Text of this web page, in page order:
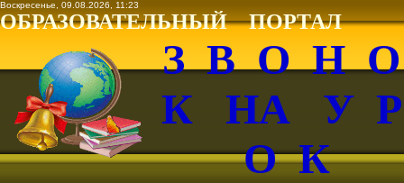
Воскресенье, 09.08.2026, 11:23
ОБРАЗОВАТЕЛЬНЫЙ ПОРТАЛ
З В О Н
К НА У
О К